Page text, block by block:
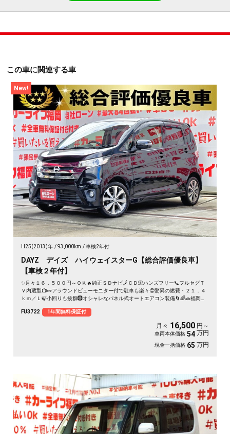
この車に関連する車
New!
H25(2013)年 93,000km 車検2年付
DAYZ デイズ ハイウェイスターG【総合評価優良車】
【車検２年付】
✨月々１６，５００円～ＯＫ🔥純正ＳＤナビ🗾ＣＤ📀ハンズフリー📞フルセグＴ
Ｖ内蔵型📺👀アラウンドビューモニター付で駐車も楽々😊驚異の燃費・２１．４
ｋｍ／Ｌ🍃小回りも抜群🛞オシャレなパネル式オートエアコン装備🌀🌈🚗福岡店
FU3722
1年間無料保証付
月々 16,500 円～
車両本体価格 54 万円
現金一括価格 65 万円